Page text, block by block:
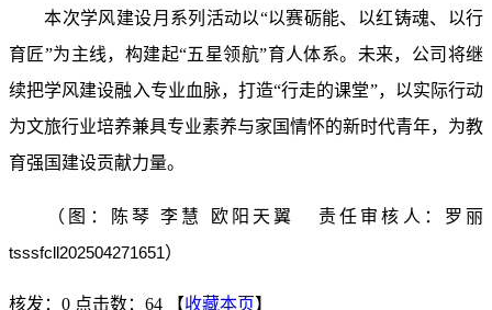
本次学风建设月系列活动以“以赛砺能、以红铸魂、以行
育匠”为主线，构建起“五星领航”育人体系。未来，公司将继
续把学风建设融入专业血脉，打造“行走的课堂”，以实际行动
为文旅行业培养兼具专业素养与家国情怀的新时代青年，为教
育强国建设贡献力量。
（图：陈琴 李慧 欧阳天翼 责任审核人：罗丽
tsssfcll202504271651）
核发：0 点击数：64 【收藏本页】